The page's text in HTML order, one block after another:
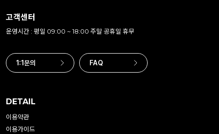
고객센터
운영시간 : 평일 09:00 ~ 18:00 주말 공휴일 휴무
1:1문의 FAQ
DETAIL
이용약관
이용가이드